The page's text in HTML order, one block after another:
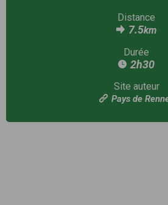
Distance
7.5km
Durée
2h30
Site auteur
Pays de